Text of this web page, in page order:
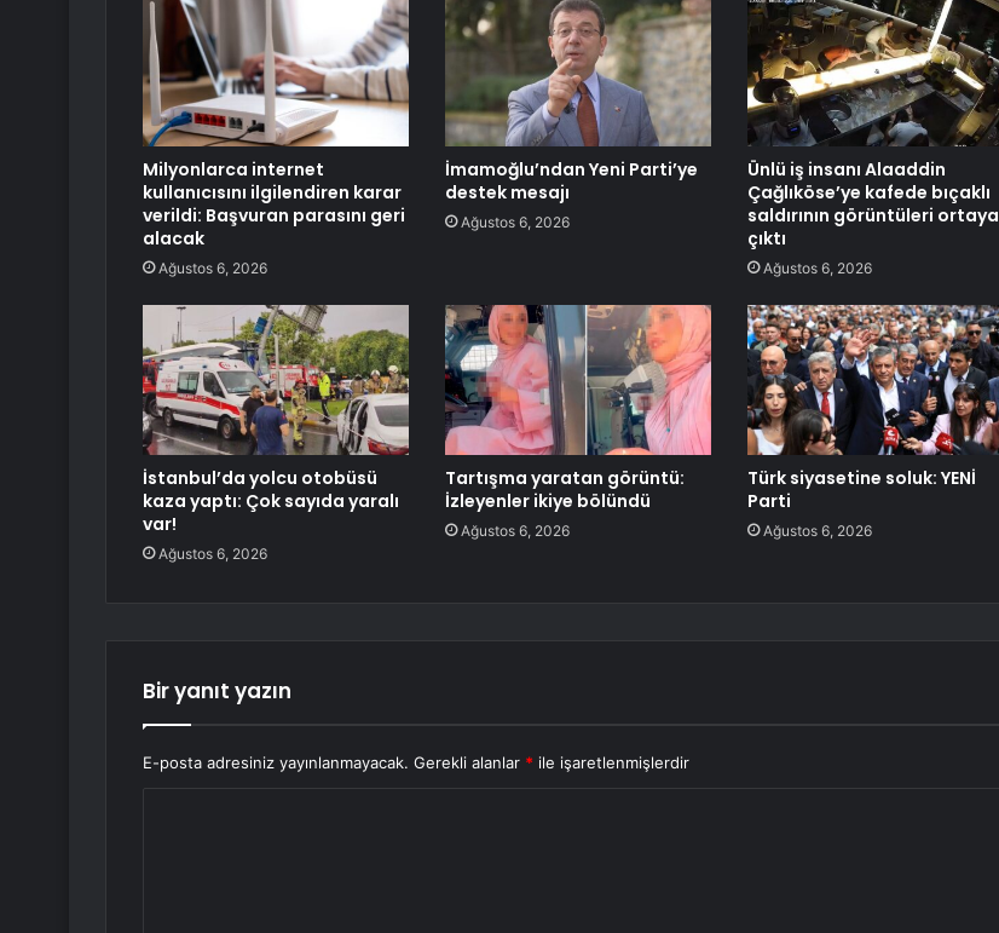
Milyonlarca internet
kullanıcısını ilgilendiren karar
verildi: Başvuran parasını geri
alacak
Ağustos 6, 2026
İmamoğlu’ndan Yeni Parti’ye
destek mesajı
Ağustos 6, 2026
Ünlü iş insanı Alaaddin
Çağlıköse’ye kafede bıçaklı
saldırının görüntüleri ortaya
çıktı
Ağustos 6, 2026
İstanbul’da yolcu otobüsü
kaza yaptı: Çok sayıda yaralı
var!
Ağustos 6, 2026
Tartışma yaratan görüntü:
İzleyenler ikiye bölündü
Ağustos 6, 2026
Türk siyasetine soluk: YENİ
Parti
Ağustos 6, 2026
Bir yanıt yazın
E-posta adresiniz yayınlanmayacak. Gerekli alanlar * ile işaretlenmişlerdir